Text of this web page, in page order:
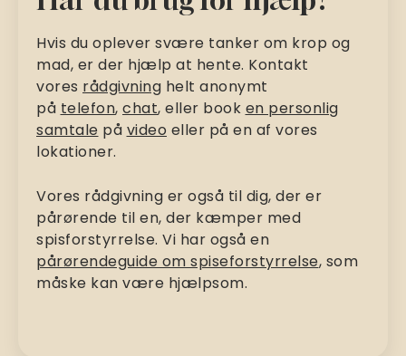
Hvis du oplever svære tanker om krop og
mad, er der hjælp at hente. Kontakt
vores rådgivning helt anonymt
på telefon, chat, eller book en personlig
samtale på video eller på en af vores
lokationer.
Vores rådgivning er også til dig, der er
pårørende til en, der kæmper med
spisforstyrrelse. Vi har også en
pårørendeguide om spiseforstyrrelse, som
måske kan være hjælpsom.